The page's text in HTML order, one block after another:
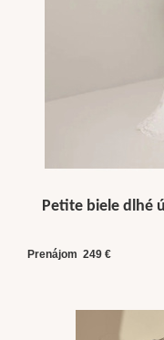
Petite biele dlhé
Prenájom 249 €